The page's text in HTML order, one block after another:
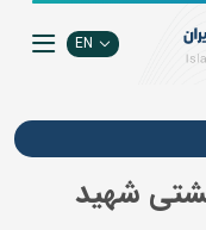
EN
کشتی شهید